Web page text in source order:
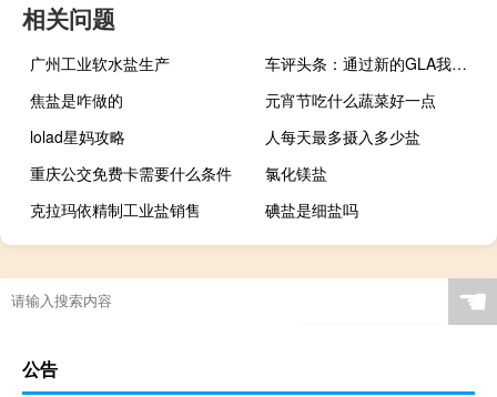
相关问题
广州工业软水盐生产
车评头条：通过新的GLA我们将为奔驰打开紧凑型SUV细分市场
焦盐是咋做的
元宵节吃什么蔬菜好一点
lolad星妈攻略
人每天最多摄入多少盐
重庆公交免费卡需要什么条件
氯化镁盐
克拉玛依精制工业盐销售
碘盐是细盐吗
☚
公告